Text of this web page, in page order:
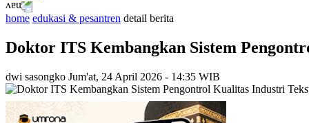
home edukasi & pesantren detail berita
Doktor ITS Kembangkan Sistem
dwi sasongko Jum'at, 24 April 2026 - 14:35 WIB